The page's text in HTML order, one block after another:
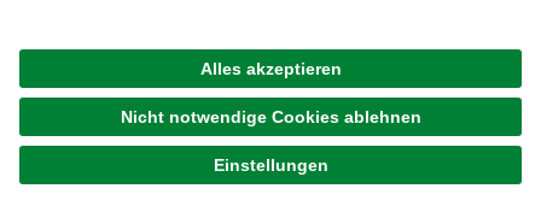
Unsere Zahlungsarten